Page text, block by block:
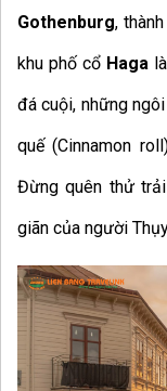
Gothenburg,
khu phố cổ Haga
đá cuội, những
quế (Cinnamon
Đừng quên thử
giãn của người